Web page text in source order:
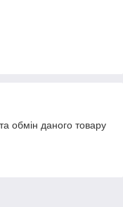
обмін даного товару